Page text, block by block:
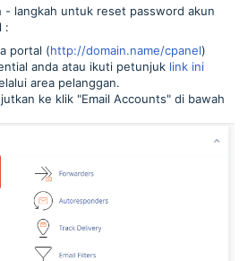
- langkah untuk reset password akun
:
portal (http://domain.name/cpanel)
anda atau ikuti petunjuk link ini
area pelanggan.
ke klik "Email Accounts" di bawah